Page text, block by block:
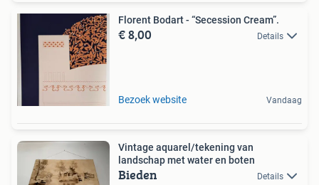
Florent Bodart - “Secession Cream”.
€ 8,00 Details
Bezoek website Vandaag
Vintage aquarel/tekening van
landschap met water en boten
Bieden Details